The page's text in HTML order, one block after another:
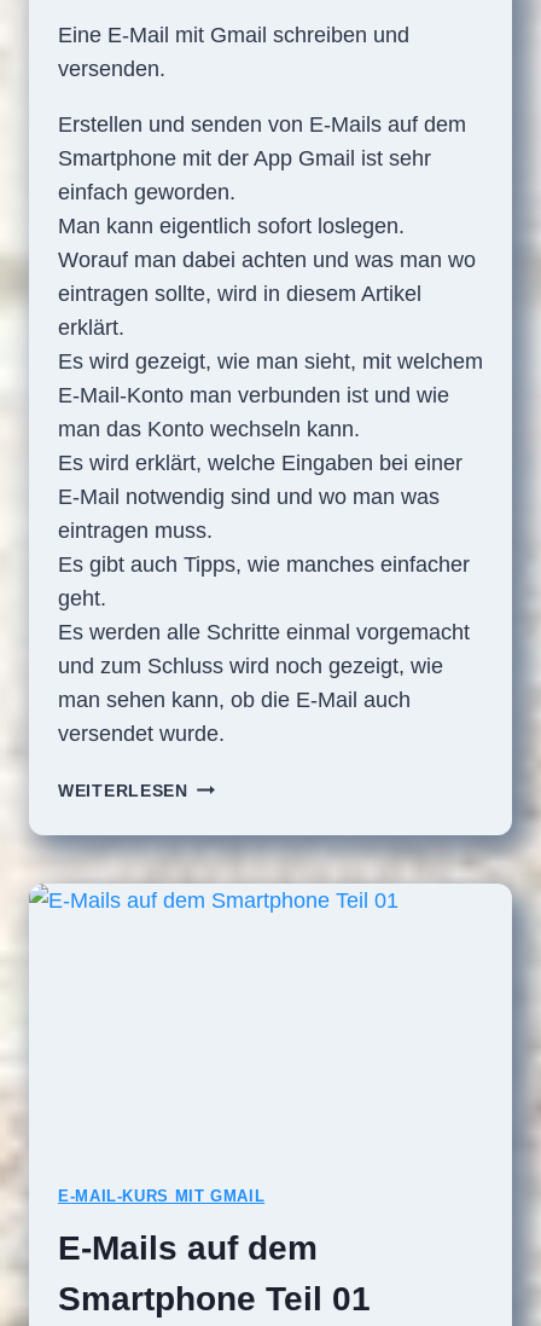
Eine E-Mail mit Gmail schreiben und
versenden.
Erstellen und senden von E-Mails auf dem
Smartphone mit der App Gmail ist sehr
einfach geworden.
Man kann eigentlich sofort loslegen.
Worauf man dabei achten und was man wo
eintragen sollte, wird in diesem Artikel
erklärt.
Es wird gezeigt, wie man sieht, mit welchem
E-Mail-Konto man verbunden ist und wie
man das Konto wechseln kann.
Es wird erklärt, welche Eingaben bei einer
E-Mail notwendig sind und wo man was
eintragen muss.
Es gibt auch Tipps, wie manches einfacher
geht.
Es werden alle Schritte einmal vorgemacht
und zum Schluss wird noch gezeigt, wie
man sehen kann, ob die E-Mail auch
versendet wurde.
WEITERLESENE-
AUF
SMARTPHONE
E-MAIL-KURS MIT GMAIL
E-Mails auf dem
Smartphone Teil 01